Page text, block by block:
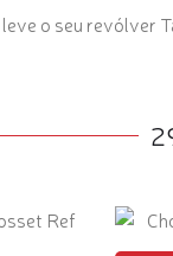
o seu revólver